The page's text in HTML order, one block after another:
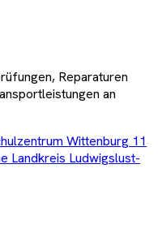
Reparaturen
an
Wittenburg 11
Landkreis Ludwigslust-